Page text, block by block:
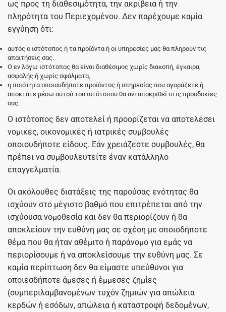
ως προς τη διαθεσιμότητα, την ακρίβεια ή την
πληρότητα του Περιεχομένου. Δεν παρέχουμε καμία
εγγύηση ότι:
αυτός ο ιστότοπος ή τα προϊόντα ή οι υπηρεσίες μας θα πληρούν τις
απαιτήσεις σας.
Ο εν λόγω ιστότοπος θα είναι διαθέσιμος χωρίς διακοπή, έγκαιρα,
ασφαλής ή χωρίς σφάλματα,
η ποιότητα οποιουδήποτε προϊόντος ή υπηρεσίας που αγοράζετε ή
αποκτάτε μέσω αυτού του ιστότοπου θα ανταποκριθεί στις προσδοκίες
σας.
Ο ιστότοπος δεν αποτελεί ή προορίζεται να αποτελέσει
νομικές, οικονομικές ή ιατρικές συμβουλές
οποιουδήποτε είδους. Εάν χρειάζεστε συμβουλές, θα
πρέπει να συμβουλευτείτε έναν κατάλληλο
επαγγελματία.
Οι ακόλουθες διατάξεις της παρούσας ενότητας θα
ισχύουν στο μέγιστο βαθμό που επιτρέπεται από την
ισχύουσα νομοθεσία και δεν θα περιορίζουν ή θα
αποκλείουν την ευθύνη μας σε σχέση με οποιοδήποτε
θέμα που θα ήταν αθέμιτο ή παράνομο για εμάς να
περιορίσουμε ή να αποκλείσουμε την ευθύνη μας. Σε
καμία περίπτωση δεν θα είμαστε υπεύθυνοι για
οποιεσδήποτε άμεσες ή έμμεσες ζημίες
(συμπεριλαμβανομένων τυχόν ζημιών για απώλεια
κερδών ή εσόδων, απώλεια ή καταστροφή δεδομένων,